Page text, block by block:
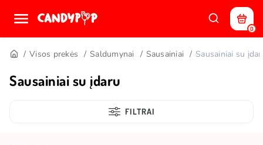
0
Visos prekės Saldumynai Sausainiai Sausainiai su
Sausainiai su įdaru
FILTRAI